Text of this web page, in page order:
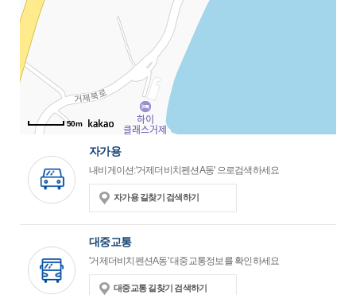
50m
자가용
내비게이션:'거제더비치펜션A동' 으로검색하세요
자가용 길찾기 검색하기
대중교통
'거제더비치펜션A동' 대중교통정보를 확인하세요
대중교통 길찾기 검색하기